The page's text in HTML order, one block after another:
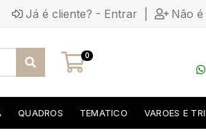
Já é cliente? - Entrar Não
0
QUADROS TEMATICO VAROES E